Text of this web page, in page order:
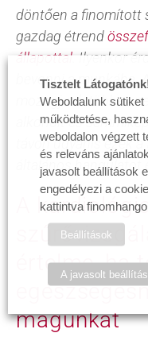
döntően a finomított
gazdag étrend
állapottal . Ilyenkor
bevonni a munkába.
mozogjunk többet,
alkoholt és
távon ugyanis ezek
általános hangulatot
A
értelme, ha
magunkat
Tisztelt
Weboldalunk
működtetése,
weboldalon végzett
és releváns
javasolt beállítások
engedélyezi a
kattintva
Beállítások
A javasolt